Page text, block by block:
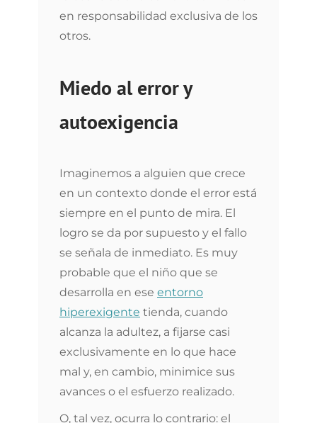
en responsabilidad exclusiva de los
otros.
Miedo al error y
autoexigencia
Imaginemos a alguien que crece
en un contexto donde el error está
siempre en el punto de mira. El
logro se da por supuesto y el fallo
se señala de inmediato. Es muy
probable que el niño que se
desarrolla en ese entorno
hiperexigente tienda, cuando
alcanza la adultez, a fijarse casi
exclusivamente en lo que hace
mal y, en cambio, minimice sus
avances o el esfuerzo realizado.
O, tal vez, ocurra lo contrario: el